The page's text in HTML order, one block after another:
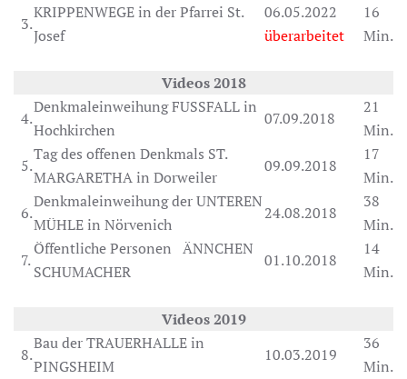
3.
KRIPPENWEGE in der Pfarrei St.
Josef
06.05.2022
überarbeitet
16
Min.
Videos 2018
4.
Denkmaleinweihung FUSSFALL in
Hochkirchen
07.09.2018
21
Min.
5.
Tag des offenen Denkmals ST.
MARGARETHA in Dorweiler
09.09.2018
17
Min.
6.
Denkmaleinweihung der UNTEREN
MÜHLE in Nörvenich
24.08.2018
38
Min.
7.
Öffentliche Personen ÄNNCHEN
SCHUMACHER
01.10.2018
14
Min.
Videos 2019
8.
Bau der TRAUERHALLE in
PINGSHEIM
10.03.2019
36
Min.